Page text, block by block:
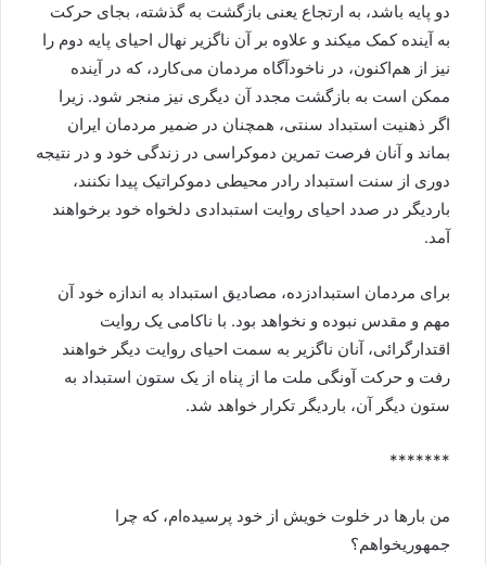
دو پایه باشد، به ارتجاع یعنی بازگشت به گذشته، بجای حرکت
به آینده کمک میکند و علاوه بر آن ناگزیر نهال احیای پایه دوم را
نیز از هم‌اکنون، در ناخودآگاه مردمان می‌کارد، که در آینده
ممکن است به بازگشت مجدد آن دیگری نیز منجر شود. زیرا
اگر ذهنیت استبداد سنتی، همچنان در ضمیر مردمان ایران
بماند و آنان فرصت تمرین دموکراسی در زندگی خود و در نتیجه
دوری از سنت استبداد رادر محیطی دموکراتیک پیدا نکنند،
باردیگر در صدد احیای روایت استبدادی دلخواه خود برخواهند
آمد.
برای مردمان استبدادزده، مصادیق استبداد به اندازه خود آن
مهم و مقدس نبوده و نخواهد بود. با ناکامی یک روایت
اقتدارگرائی، آنان ناگزیر به سمت احیای روایت دیگر خواهند
رفت و حرکت آونگی ملت ما از پناه از یک ستون استبداد به
ستون دیگر آن، باردیگر تکرار خواهد شد.
*******
من بارها در خلوت خویش از خود پرسیده‌ام، که چرا
جمهوریخواهم؟